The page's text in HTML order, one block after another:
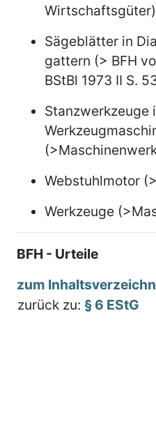
Sägeblätter in
gattern (> BFH
BStBl 1973 II S.
Stanzwerkzeuge
Webstuhlmotor
Werkzeuge
BFH - Urteile
zum
zurück zu: § 6 EStG